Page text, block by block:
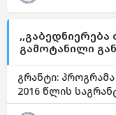
გამოტანილი
გრანტი:
2016 წლის